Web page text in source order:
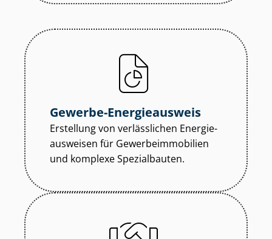
Gewerbe-Energieausweis
Erstellung von verlässlichen En­er­gie­
aus­wei­sen für Ge­wer­be­im­mo­bi­li­en
und komplexe Spezialbauten.